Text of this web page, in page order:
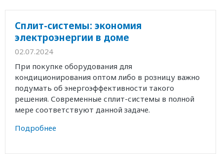
Сплит-системы: экономия
электроэнергии в доме
02.07.2024
При покупке оборудования для
кондиционирования оптом либо в розницу важно
подумать об энергоэффективности такого
решения. Современные сплит-системы в полной
мере соответствуют данной задаче.
Подробнее